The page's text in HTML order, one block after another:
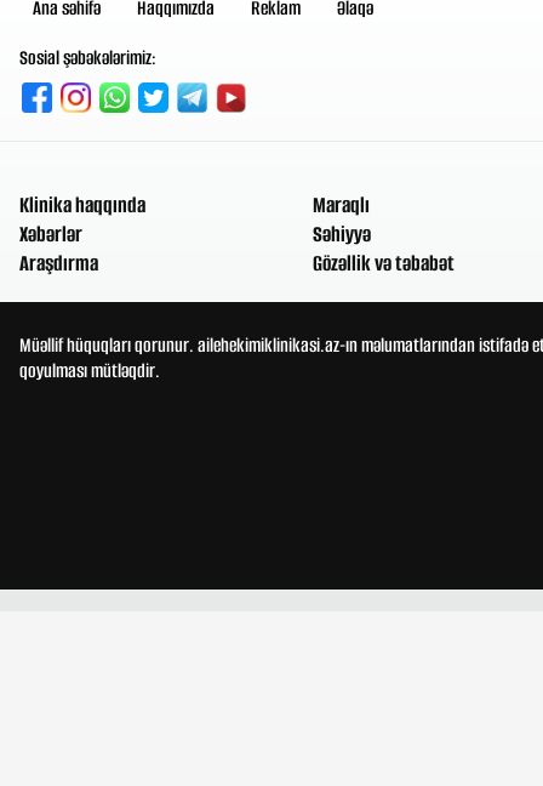
Ana səhifə Haqqımızda Reklam
Əlaqə
Sosial şəbəkələrimiz:
Klinika haqqında
Xəbərlər
Araşdırma
Maraqlı
Səhiyyə
Gözəllik və təbabət
Müəllif hüquqları qorunur. ailehekimiklinikasi.az-ın məlumatlarından
qoyulması mütləqdir.